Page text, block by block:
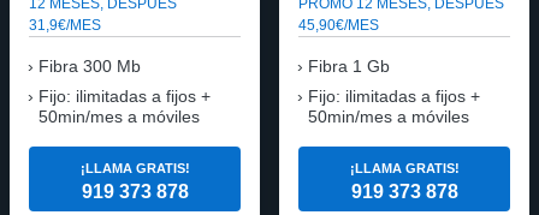
12 MESES, DESPUÉS
31,9€/MES
Fibra 300 Mb
Fijo: ilimitadas a fijos +
50min/mes a móviles
¡LLAMA GRATIS!
919 373 878
PROMO 12 MESES, DESPUÉS
45,90€/MES
Fibra 1 Gb
Fijo: ilimitadas a fijos +
50min/mes a móviles
¡LLAMA GRATIS!
919 373 878